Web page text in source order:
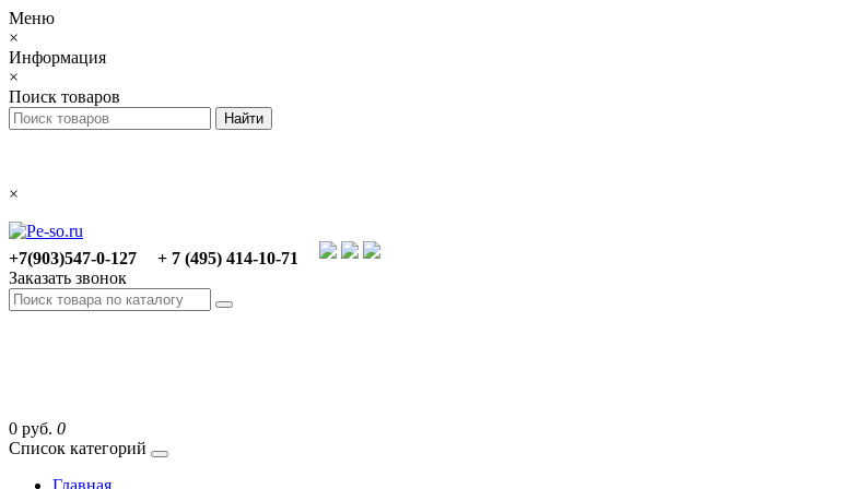
Меню
×
Информация
×
Поиск товаров
×
+7(903)547-0-127
+ 7 (495) 414-10-71
Заказать звонок
0 руб. 0
Список категорий
Главная